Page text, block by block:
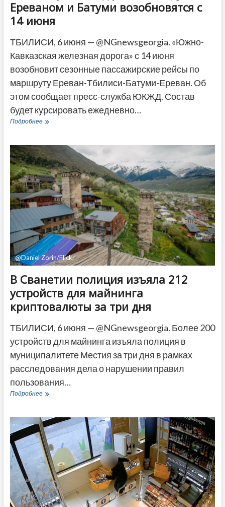
Ереваном и Батуми возобновятся с
14 июня
ТБИЛИСИ, 6 июня — @NGnewsgeorgia. «Южно-
Кавказская железная дорога» с 14 июня
возобновит сезонные пассажирские рейсы по
маршруту Ереван-Тбилиси-Батуми-Ереван. Об
этом сообщает пресс-служба ЮКЖД. Состав
будет курсировать ежедневно…
ПодробнееПассажирские
рейсы
между
Ереваном
и
Батуми
возобновятся
с
июня
@Daniel Zorin/Flickr
В Сванетии полиция изъяла 212
устройств для майнинга
криптовалюты за три дня
ТБИЛИСИ, 6 июня — @NGnewsgeorgia. Более 200
устройств для майнинга изъяла полиция в
муниципалитете Местия за три дня в рамках
расследования дела о нарушении правил
пользования…
ПодробнееВ
изъяла
212
устройств
для
майнинга
криптовалюты
за
три
дня